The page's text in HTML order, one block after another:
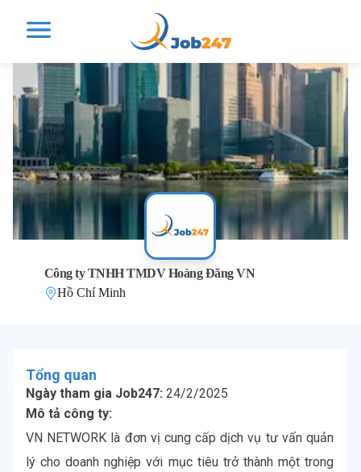
Công ty TNHH TMDV Hoàng Đăng VN
Hồ Chí Minh
Tổng quan
Ngày tham gia Job247: 24/2/2025
Mô tả công ty:
VN NETWORK là đơn vị cung cấp dịch vụ tư vấn quản
lý cho doanh nghiệp với mục tiêu trở thành một trong